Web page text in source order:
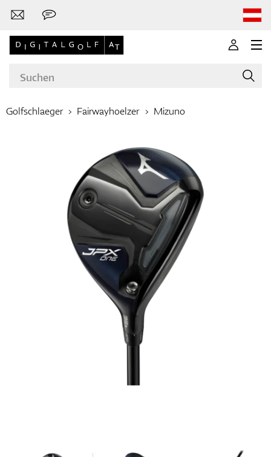
Golfschläger
Bekleidung
Handschuhe
Golfschlaeger Fairwayhoelzer Mizuno